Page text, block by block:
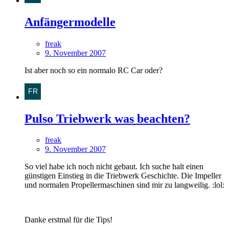
Anfängermodelle
freak
9. November 2007
Ist aber noch so ein normalo RC Car oder?
Pulso Triebwerk was beachten?
freak
9. November 2007
So viel habe ich noch nicht gebaut. Ich suche halt einen
günstigen Einstieg in die Triebwerk Geschichte. Die Impeller
und normalen Propellermaschinen sind mir zu langweilig. :lol:
Danke erstmal für die Tips!